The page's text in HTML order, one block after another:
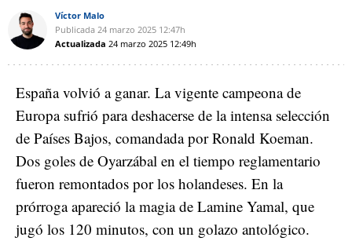
Víctor Malo
Publicada 24 marzo 2025 12:47h
Actualizada 24 marzo 2025 12:49h
España volvió a ganar. La vigente campeona de
Europa sufrió para deshacerse de la intensa selección
de Países Bajos, comandada por Ronald Koeman.
Dos goles de Oyarzábal en el tiempo reglamentario
fueron remontados por los holandeses. En la
prórroga apareció la magia de Lamine Yamal, que
jugó los 120 minutos, con un golazo antológico.